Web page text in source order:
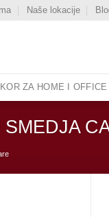
Naše lokacije
ZA HOME I OFFICE